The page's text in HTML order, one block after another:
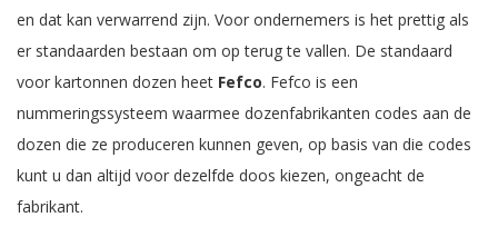
en dat kan verwarrend zijn. Voor ondernemers is het prettig als
er standaarden bestaan om op terug te vallen. De standaard
voor kartonnen dozen heet Fefco. Fefco is een
nummeringssysteem waarmee dozenfabrikanten codes aan de
dozen die ze produceren kunnen geven, op basis van die codes
kunt u dan altijd voor dezelfde doos kiezen, ongeacht de
fabrikant.